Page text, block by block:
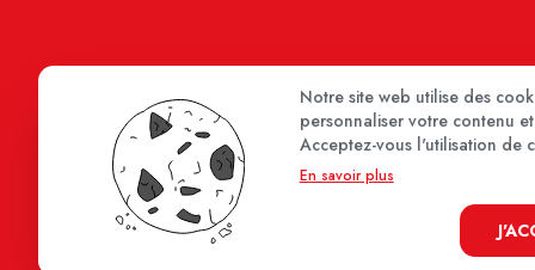
Notre site web utilise des
personnaliser votre contenu
Acceptez-vous l'utilisation de
En savoir plus